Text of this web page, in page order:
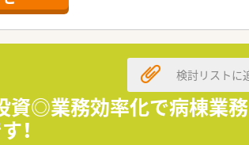
ます。
資◎業務効率化で病棟業
！
検討リストに